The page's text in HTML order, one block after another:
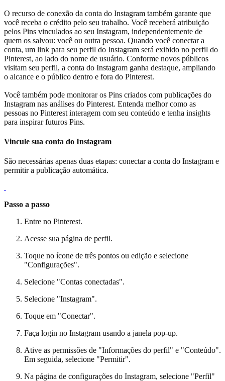
O recurso de conexão da conta do Instagram também garante que
você receba o crédito pelo seu trabalho. Você receberá atribuição
pelos Pins vinculados ao seu Instagram, independentemente de
quem os salvou: você ou outra pessoa. Quando você conectar a
conta, um link para seu perfil do Instagram será exibido no perfil do
Pinterest, ao lado do nome de usuário. Conforme novos públicos
visitam seu perfil, a conta do Instagram ganha destaque, ampliando
o alcance e o público dentro e fora do Pinterest.
Você também pode monitorar os Pins criados com publicações do
Instagram nas análises do Pinterest. Entenda melhor como as
pessoas no Pinterest interagem com seu conteúdo e tenha insights
para inspirar futuros Pins.
Vincule sua conta do Instagram
São necessárias apenas duas etapas: conectar a conta do Instagram e
permitir a publicação automática.
Passo a passo
Entre no Pinterest.
Acesse sua página de perfil.
Toque no ícone de três pontos ou edição e selecione
"Configurações".
Selecione "Contas conectadas".
Selecione "Instagram".
Toque em "Conectar".
Faça login no Instagram usando a janela pop-up.
Ative as permissões de "Informações do perfil" e "Conteúdo".
Em seguida, selecione "Permitir".
Na página de configurações do Instagram, selecione "Perfil"